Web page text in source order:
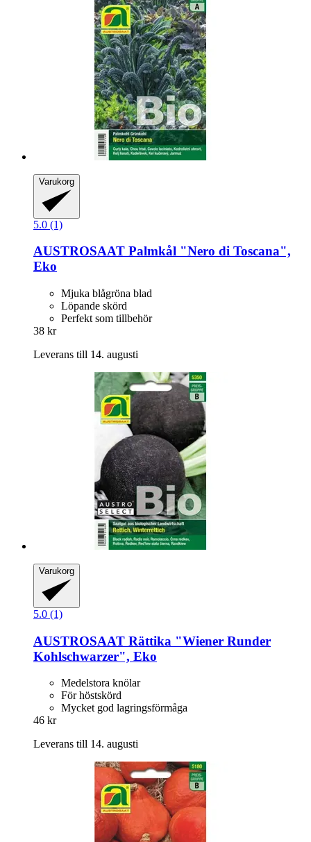
Varukorg
5.0 (1)
AUSTROSAAT Palmkål "Nero di Toscana",
Eko
Mjuka blågröna blad
Löpande skörd
Perfekt som tillbehör
38 kr
Leverans till 14. augusti
Varukorg
5.0 (1)
AUSTROSAAT Rättika "Wiener Runder
Kohlschwarzer", Eko
Medelstora knölar
För höstskörd
Mycket god lagringsförmåga
46 kr
Leverans till 14. augusti